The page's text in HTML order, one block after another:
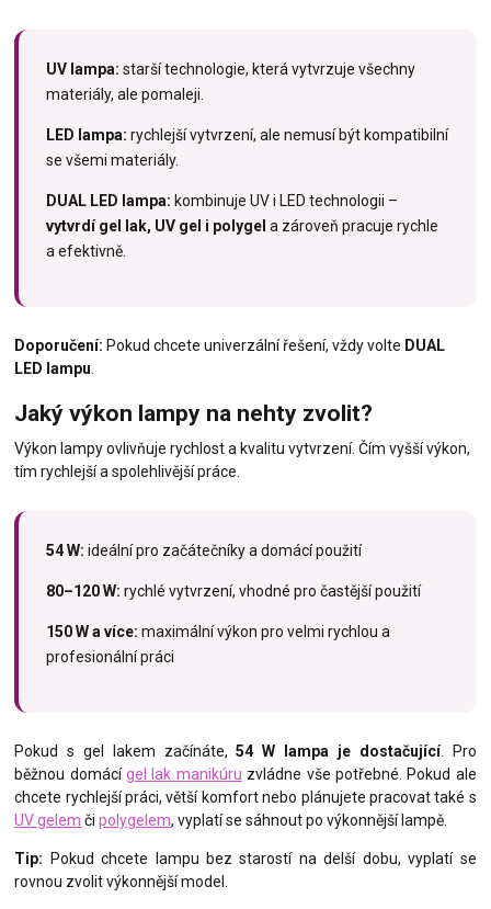
UV lampa: starší technologie, která vytvrzuje všechny
materiály, ale pomaleji.
LED lampa: rychlejší vytvrzení, ale nemusí být kompatibilní
se všemi materiály.
DUAL LED lampa: kombinuje UV i LED technologii –
vytvrdí gel lak, UV gel i polygel a zároveň pracuje rychle
a efektivně.
Doporučení: Pokud chcete univerzální řešení, vždy volte DUAL
LED lampu
Jaký výkon lampy na nehty zvolit?
Výkon lampy ovlivňuje rychlost a kvalitu vytvrzení. Čím vyšší výkon,
tím rychlejší a spolehlivější práce.
54 W: ideální pro začátečníky a domácí použití
80–120 W: rychlé vytvrzení, vhodné pro častější použití
150 W a více: maximální výkon pro velmi rychlou a
profesionální práci
Pokud s gel lakem začínáte,54 W lampa je dostačující. Pro
běžnou domácígel lak manikúru zvládne vše potřebné. Pokud ale
chcete rychlejší práci, větší komfort nebo plánujete pracovat také s
UV gelem čipolygelem, vyplatí se sáhnout po výkonnější lampě.
Tip: Pokud chcete lampu bez starostí na delší dobu, vyplatí se
rovnou zvolit výkonnější model.